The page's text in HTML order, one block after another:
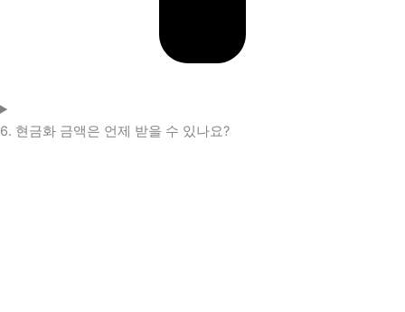
6. 현금화 금액은 언제 받을 수 있나요?